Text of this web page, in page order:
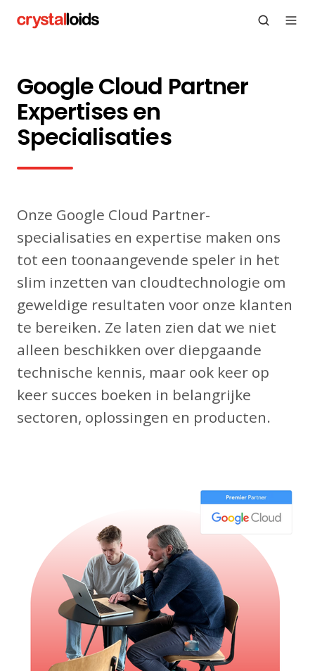
Google Cloud Partner
Expertises en
Specialisaties
Onze Google Cloud Partner-
specialisaties en expertise maken ons
tot een toonaangevende speler in het
slim inzetten van cloudtechnologie om
geweldige resultaten voor onze klanten
te bereiken. Ze laten zien dat we niet
alleen beschikken over diepgaande
technische kennis, maar ook keer op
keer succes boeken in belangrijke
sectoren, oplossingen en producten.